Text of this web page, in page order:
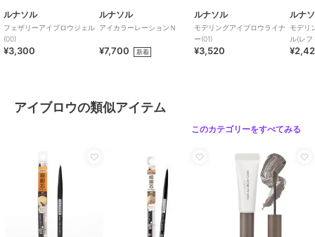
ルナソル
フェザリーアイブロウジェル
(00)
¥3,300
ルナソル
アイカラーレーションＮ
¥7,700 新着
ルナソル
モデリングアイブロウライナ
ー(01)
¥3,520
ルナ
モデリ
ル(レフ
アイブロウの類似アイテム
このカテゴリーをすべてみる